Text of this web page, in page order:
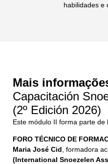
habilidades e
Mais
Capacitación
(2º Edición 2026)
Este módulo II forma parte de
FORO TÉCNICO DE
Maria José Cid , formadora
(International Snoezelen